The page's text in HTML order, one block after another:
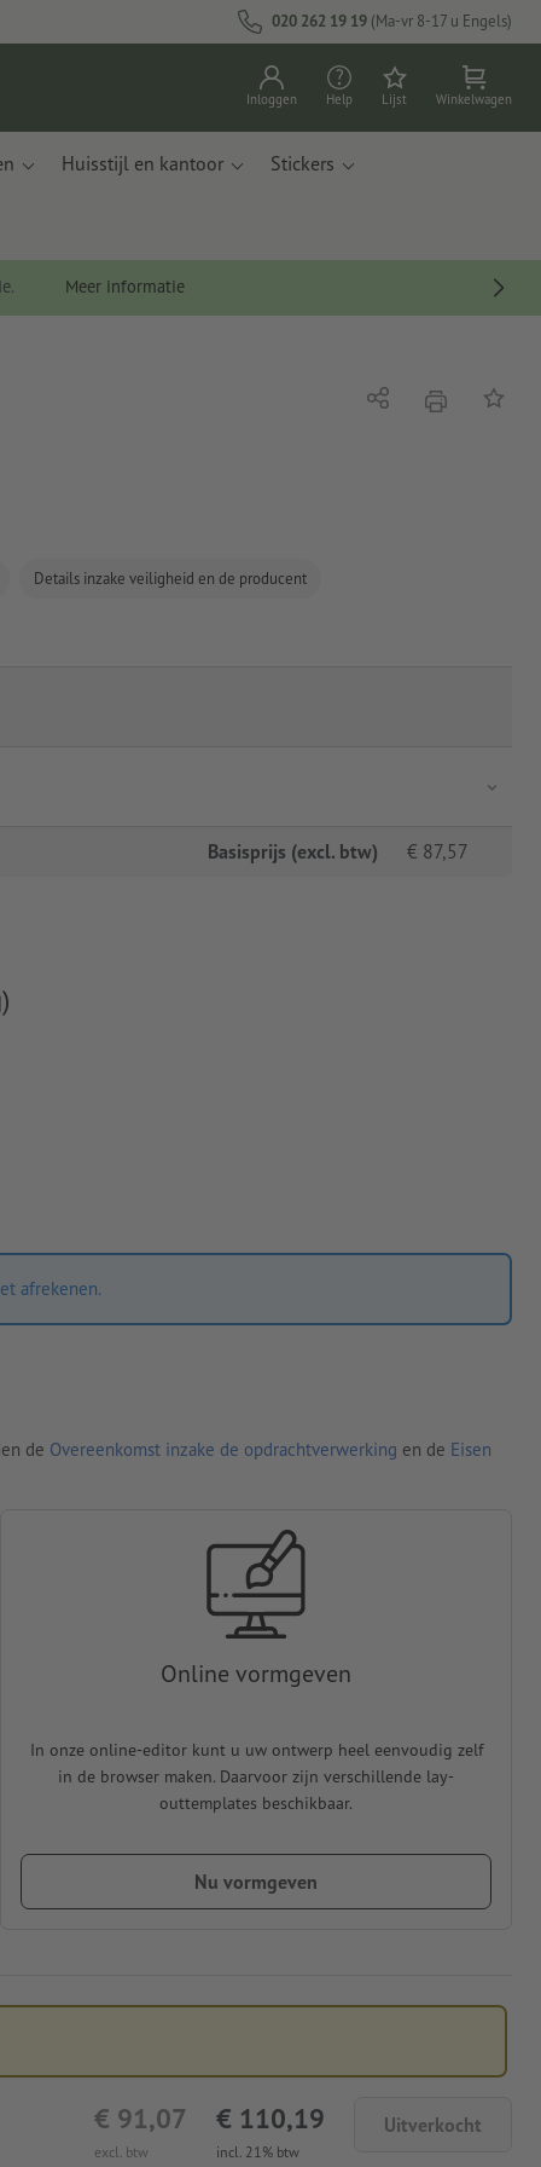
020 262 19 19 (Ma-vr 8-17 u Engels)
Inloggen Help Lijst Winkelwagen
Huisstijl en kantoor Stickers
Meer informatie
Details inzake veiligheid en de producent
Delen afdrukkenOp de
Basisprijs (excl. btw) € 87,57
afrekenen.
de Overeenkomst inzake de opdrachtverwerking en de Eisen
Online vormgeven
In onze online-editor kunt u uw ontwerp heel eenvoudig zelf
in de browser maken. Daarvoor zijn verschillende lay-
outtemplates beschikbaar.
Nu vormgeven
excl. btw
€ 91,07
incl. 21% btw
€ 110,19 Uitverkocht